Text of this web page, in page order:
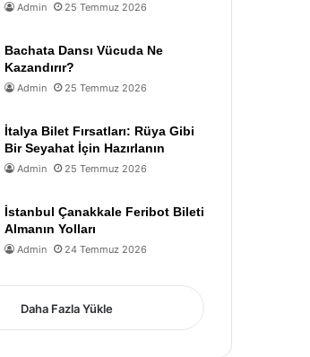
Admin 25 Temmuz 2026
Bachata Dansı Vücuda Ne
Kazandırır?
Admin 25 Temmuz 2026
İtalya Bilet Fırsatları: Rüya Gibi
Bir Seyahat İçin Hazırlanın
Admin 25 Temmuz 2026
İstanbul Çanakkale Feribot Bileti
Almanın Yolları
Admin 24 Temmuz 2026
Daha Fazla Yükle